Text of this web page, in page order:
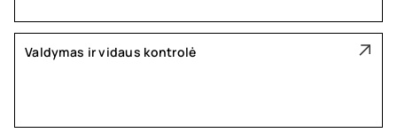
Valdymas ir vidaus kontrolė